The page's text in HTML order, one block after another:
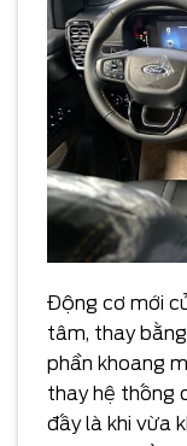
Động cơ mới
tâm, thay
phần khoang
thay hệ thống
đấy là khi vừa